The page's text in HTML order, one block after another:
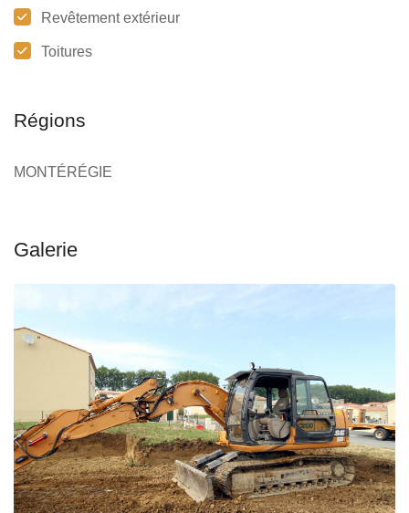
Revêtement extérieur
Toitures
Régions
MONTÉRÉGIE